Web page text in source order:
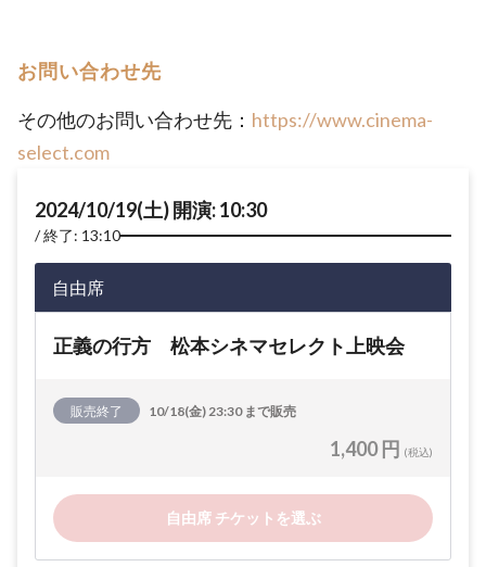
お問い合わせ先
その他のお問い合わせ先： https://www.cinema-
select.com
2024/10/19(土) 開演: 10:30
終了: 13:10
自由席
正義の行方 松本シネマセレクト上映会
販売終了 10/18(金) 23:30 まで販売
1,400 円 (税込)
自由席 チケットを選ぶ